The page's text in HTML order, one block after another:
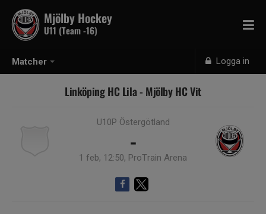
Matcher Logga in
Mjölby Hockey
U11 (Team -16)
Linköping HC Lila - Mjölby HC Vit
U10P Östergötland
-
1 feb, 12:50, ProTrain Arena